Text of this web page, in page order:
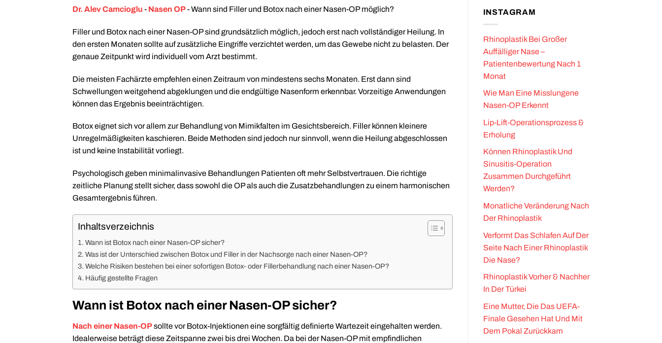
Dr. Alev Camcioglu - Nasen OP-Wann sind Filler und Botox nach einer Nasen-OP möglich?
Filler und Botox nach einer Nasen-OP sind grundsätzlich möglich, jedoch erst nach vollständiger Heilung. In
den ersten Monaten sollte auf zusätzliche Eingriffe verzichtet werden, um das Gewebe nicht zu belasten. Der
genaue Zeitpunkt wird individuell vom Arzt bestimmt.
Die meisten Fachärzte empfehlen einen Zeitraum von mindestens sechs Monaten. Erst dann sind
Schwellungen weitgehend abgeklungen und die endgültige Nasenform erkennbar. Vorzeitige Anwendungen
können das Ergebnis beeinträchtigen.
Botox eignet sich vor allem zur Behandlung von Mimikfalten im Gesichtsbereich. Filler können kleinere
Unregelmäßigkeiten kaschieren. Beide Methoden sind jedoch nur sinnvoll, wenn die Heilung abgeschlossen
ist und keine Instabilität vorliegt.
Psychologisch geben minimalinvasive Behandlungen Patienten oft mehr Selbstvertrauen. Die richtige
zeitliche Planung stellt sicher, dass sowohl die OP als auch die Zusatzbehandlungen zu einem harmonischen
Gesamtergebnis führen.
Inhaltsverzeichnis
Wann ist Botox nach einer Nasen-OP sicher?
Was ist der Unterschied zwischen Botox und Filler in der Nachsorge nach einer Nasen-OP?
Welche Risiken bestehen bei einer sofortigen Botox- oder Fillerbehandlung nach einer Nasen-OP?
Häufig gestellte Fragen
Wann ist Botox nach einer Nasen-OP sicher?
Nach einer Nasen-OPsollte vor Botox-Injektionen eine sorgfältig definierte Wartezeit eingehalten werden.
Idealerweise beträgt diese Zeitspanne zwei bis drei Wochen. Da bei der Nasen-OP mit empfindlichen
INSTAGRAM
Rhinoplastik Bei Großer
Auffälliger Nase –
Patientenbewertung Nach 1
Monat
Wie Man Eine Misslungene
Nasen-OP Erkennt
Lip-Lift-Operationsprozess &
Erholung
Können Rhinoplastik Und
Sinusitis-Operation
Zusammen Durchgeführt
Werden?
Monatliche Veränderung Nach
Der Rhinoplastik
Verformt Das Schlafen Auf Der
Seite Nach Einer Rhinoplastik
Die Nase?
Rhinoplastik Vorher & Nachher
In Der Türkei
Eine Mutter, Die Das UEFA-
Finale Gesehen Hat Und Mit
Dem Pokal Zurückkam